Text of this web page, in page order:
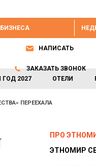
2027 ОТЕЛИ
НАПИСАТЬ
ЗАКАЗАТЬ ЗВОНОК
ПЕРЕЕХАЛА
ПРО
ЭТНОМИР